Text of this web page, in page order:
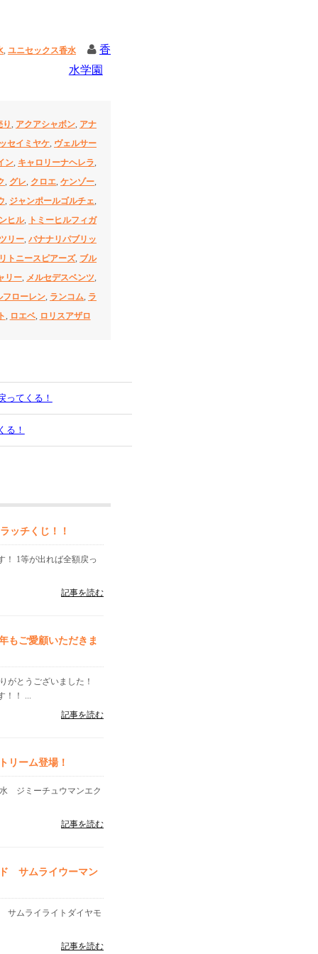
,ユニセックス香水
香
水学園
り, アクアシャボン, アナ
セイミヤケ, ヴェルサー
ン, キャロリーナヘレラ,
, グレ, クロエ, ケンゾー,
, ジャンポールゴルチェ,
ヒル,
トミーヒルフィガ
リー, バナナリパブリッ
トニースピアーズ, ブル
リー, メルセデスベンツ,
フローレン, ランコム, ラ
, ロエベ, ロリスアザロ
ってくる！
る！
ッチくじ！！
1等が出れば全額戻っ
記事を読む
もご愛顧いただきま
がとうございました！
！！ ...
記事を読む
リーム登場！
ジミーチュウマンエク
記事を読む
サムライウーマン
ムライライトダイヤモ
記事を読む